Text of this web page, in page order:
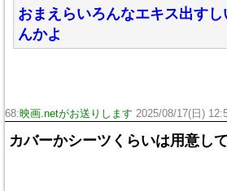
おまえらいろんなエキス出す
んかよ
68:映画.netがお送りします 2025/08/17(日)
カバーかシーツくらいは用意し